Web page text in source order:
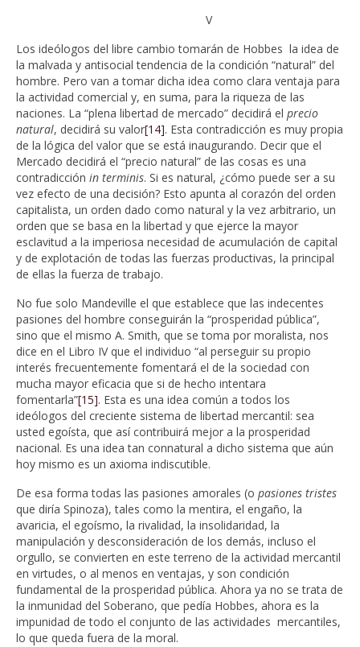
V
Los ideólogos del libre cambio tomarán de Hobbes la idea de
la malvada y antisocial tendencia de la condición “natural” del
hombre. Pero van a tomar dicha idea como clara ventaja para
la actividad comercial y, en suma, para la riqueza de las
naciones. La “plena libertad de mercado” decidirá el precio
natural, decidirá su valor[14]. Esta contradicción es muy propia
de la lógica del valor que se está inaugurando. Decir que el
Mercado decidirá el “precio natural” de las cosas es una
contradicción in terminis. Si es natural, ¿cómo puede ser a su
vez efecto de una decisión? Esto apunta al corazón del orden
capitalista, un orden dado como natural y la vez arbitrario, un
orden que se basa en la libertad y que ejerce la mayor
esclavitud a la imperiosa necesidad de acumulación de capital
y de explotación de todas las fuerzas productivas, la principal
de ellas la fuerza de trabajo.
No fue solo Mandeville el que establece que las indecentes
pasiones del hombre conseguirán la “prosperidad pública”,
sino que el mismo A. Smith, que se toma por moralista, nos
dice en el Libro IV que el individuo “al perseguir su propio
interés frecuentemente fomentará el de la sociedad con
mucha mayor eficacia que si de hecho intentara
fomentarla”[15]. Esta es una idea común a todos los
ideólogos del creciente sistema de libertad mercantil: sea
usted egoísta, que así contribuirá mejor a la prosperidad
nacional. Es una idea tan connatural a dicho sistema que aún
hoy mismo es un axioma indiscutible.
De esa forma todas las pasiones amorales (o pasiones tristes
que diría Spinoza), tales como la mentira, el engaño, la
avaricia, el egoísmo, la rivalidad, la insolidaridad, la
manipulación y desconsideración de los demás, incluso el
orgullo, se convierten en este terreno de la actividad mercantil
en virtudes, o al menos en ventajas, y son condición
fundamental de la prosperidad pública. Ahora ya no se trata de
la inmunidad del Soberano, que pedía Hobbes, ahora es la
impunidad de todo el conjunto de las actividades mercantiles,
lo que queda fuera de la moral.